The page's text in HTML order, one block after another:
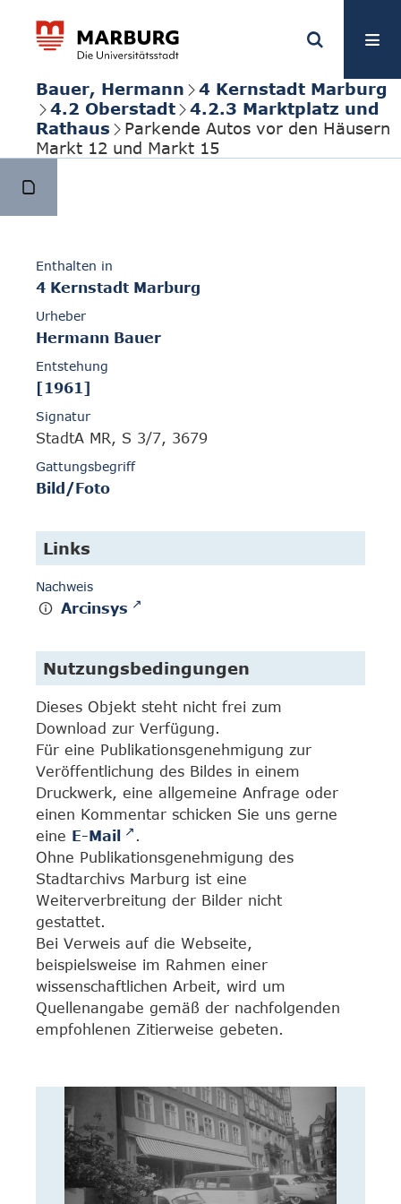
Bauer, Hermann
4 Kernstadt Marburg
4.2 Oberstadt
4.2.3 Marktplatz und
Rathaus
Parkende Autos vor den Häusern
Markt 12 und Markt 15
Enthalten in
4 Kernstadt Marburg
Urheber
Hermann Bauer
Entstehung
[1961]
Signatur
StadtA MR, S 3/7, 3679
Gattungsbegriff
Bild/Foto
Links
Nachweis
Arcinsys
Nutzungsbedingungen
Dieses Objekt steht nicht frei zum
Download zur Verfügung.
Für eine Publikationsgenehmigung zur
Veröffentlichung des Bildes in einem
Druckwerk, eine allgemeine Anfrage oder
einen Kommentar schicken Sie uns gerne
eine E-Mail
.
Ohne Publikationsgenehmigung des
Stadtarchivs Marburg ist eine
Weiterverbreitung der Bilder nicht
gestattet.
Bei Verweis auf die Webseite,
beispielsweise im Rahmen einer
wissenschaftlichen Arbeit, wird um
Quellenangabe gemäß der nachfolgenden
empfohlenen Zitierweise gebeten.